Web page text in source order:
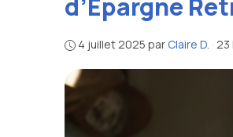
d’Épargne
4 juillet 2025 par Claire D. ·